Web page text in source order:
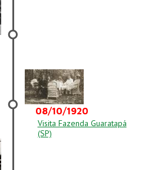
08/10/1920
Visita Fazenda Guaratapá
(SP)